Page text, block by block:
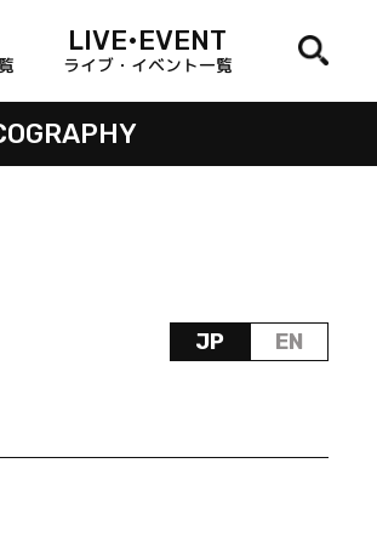
LIVE•EVENT
ライブ・イベント一覧
JP EN